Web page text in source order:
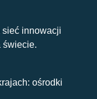
sieć innowacji
świecie.
ośrodki